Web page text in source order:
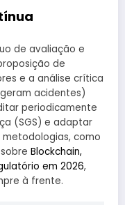
de avaliação e
de
e a análise crítica
acidentes)
periodicamente
(SGS) e adaptar
como
Blockchain,
em 2026,
à frente.